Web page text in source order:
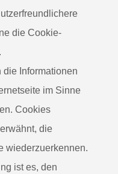
die Cookie-
die Informationen
im Sinne
Cookies
die
wiederzuerkennen.
ist es, den